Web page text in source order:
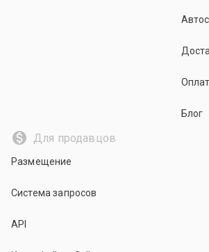
Блог
Для продавцов
Размещение
Система запросов
API